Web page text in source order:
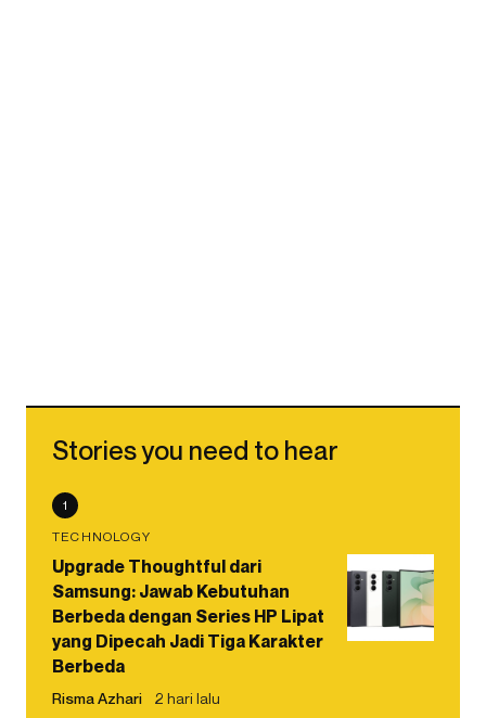
Stories you need to hear
1
TECHNOLOGY
Upgrade Thoughtful dari
Samsung: Jawab Kebutuhan
Berbeda dengan Series HP Lipat
yang Dipecah Jadi Tiga Karakter
Berbeda
Risma Azhari 2 hari lalu